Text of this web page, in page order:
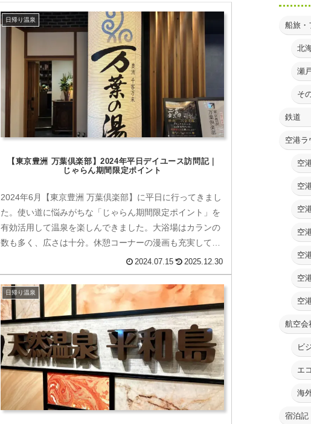
日帰り温泉
【東京豊洲 万葉倶楽部】2024年平日デイユース訪問記｜
じゃらん期間限定ポイント
2024年6月【東京豊洲 万葉倶楽部】に平日に行ってきまし
た。使い道に悩みがちな「じゃらん期間限定ポイント」を
有効活用して温泉を楽しんできました。大浴場はカランの
数も多く、広さは十分。休憩コーナーの漫画も充実してい
ます。何より素晴らしいのは足湯エリア。東京湾のウォー
ターフロントを360度一望出来ます。
2024.07.15 2025.12.30
日帰り温泉
船旅・
北
瀬
そ
鉄道
空港ラ
空
空
空
空
空
空
空
航空会
ビ
エ
海
宿泊記